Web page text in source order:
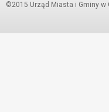
©2015 Urząd Miasta i Gminy w